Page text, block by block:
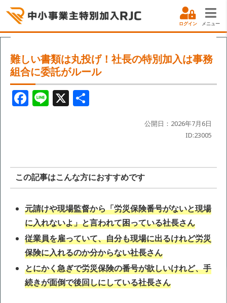
ログイン メニュー
難しい書類は丸投げ！社長の特別加入は事務
組合に委託がルール
F
a
b
o
o
k
Li
n
X
公開日：2026年7月6日
ID:23005
この記事はこんな方におすすめです
元請けや現場監督から「労災保険番号がないと現場
に入れないよ」と言われて困っている社長さん
従業員を雇っていて、自分も現場に出るけれど労災
保険に入れるのか分からない社長さん
とにかく急ぎで労災保険の番号が欲しいけれど、手
続きが面倒で後回しにしている社長さん